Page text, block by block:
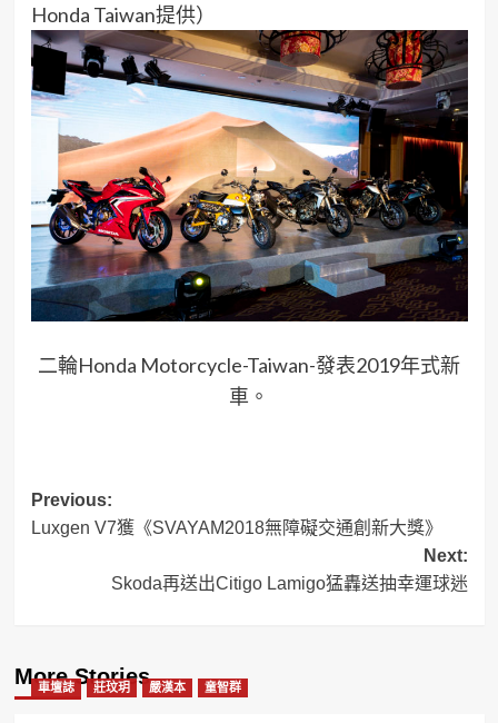
Honda Taiwan提供）
二輪Honda Motorcycle-Taiwan-發表2019年式新
車。
Post
navigation
Previous:
Luxgen V7獲《SVAYAM2018無障礙交通創新大獎》
Next:
Skoda再送出Citigo Lamigo猛轟送抽幸運球迷
More Stories
車壇誌 莊玟玥 嚴漢本 童智群